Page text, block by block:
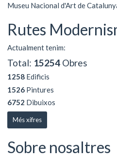
Museu Nacional d'Art de
Rutes
Actualment tenim:
Total: 15254 Obres
1258 Edificis
1526 Pintures
6752 Dibuixos
Més xifres
Sobre nosaltres